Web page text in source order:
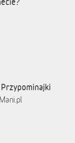
Przypominajki